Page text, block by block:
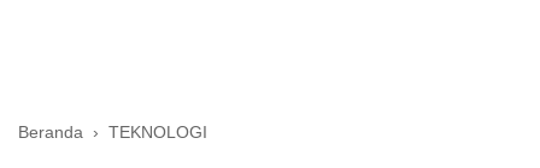
Beranda › TEKNOLOGI